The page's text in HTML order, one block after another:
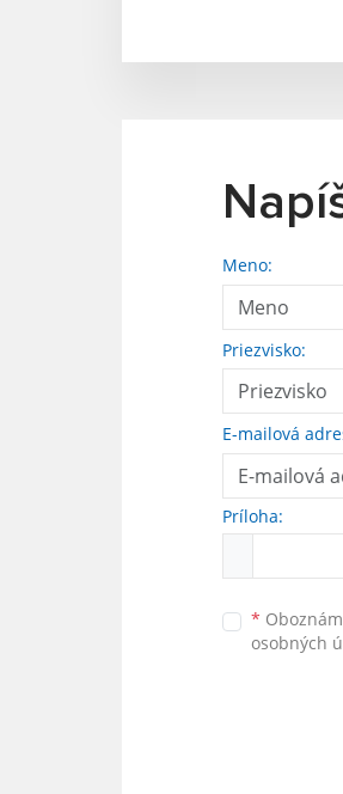
Meno:
Priezvisko:
E-mailová
Príloha:
*
osobných